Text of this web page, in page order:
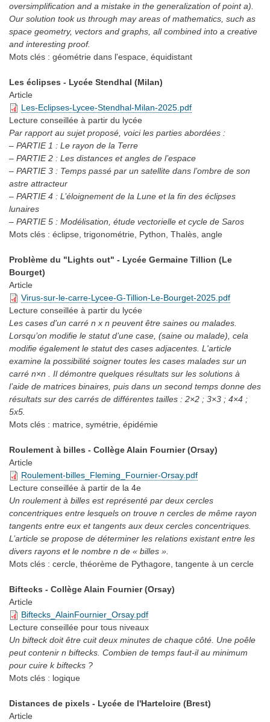
oversimplification and a mistake in the generalization of point a).
Our solution took us through may areas of mathematics, such as
space geometry, vectors and graphs, all combined into a creative
and interesting proof.
Mots clés : géométrie dans l'espace, équidistant
Les éclipses - Lycée Stendhal (Milan)
Article
Les-Eclipses-Lycee-Stendhal-Milan-2025.pdf
Lecture conseillée à partir du lycée
Par rapport au sujet proposé, voici les parties abordées :
– PARTIE 1 : Le rayon de la Terre
– PARTIE 2 : Les distances et angles de l’espace
– PARTIE 3 : Temps passé par un satellite dans l’ombre de son
astre attracteur
– PARTIE 4 : L’éloignement de la Lune et la fin des éclipses
lunaires
– PARTIE 5 : Modélisation, étude vectorielle et cycle de Saros
Mots clés : éclipse, trigonométrie, Python, Thalès, angle
Problème du "Lights out" - Lycée Germaine Tillion (Le
Bourget)
Article
Virus-sur-le-carre-Lycee-G-Tillion-Le-Bourget-2025.pdf
Lecture conseillée à partir du lycée
Les cases d'un carré n x n peuvent être saines ou malades.
Lorsqu’on modifie le statut d’une case, (saine ou malade), cela
modifie également le statut des cases adjacentes. L'article
examine la possibilité soigner toutes les cases malades sur un
carré n×n . Il démontre quelques résultats sur les solutions à
l’aide de matrices binaires, puis dans un second temps donne des
résultats sur des carrés de différentes tailles : 2×2 ; 3×3 ; 4×4 ;
5x5.
Mots clés : matrice, symétrie, épidémie
Roulement à billes - Collège Alain Fournier (Orsay)
Article
Roulement-billes_Fleming_Fournier-Orsay.pdf
Lecture conseillée à partir de la 4e
Un roulement à billes est représenté par deux cercles
concentriques entre lesquels on trouve n cercles de même rayon
tangents entre eux et tangents aux deux cercles concentriques.
L’article se propose de déterminer les relations existant entre les
divers rayons et le nombre n de « billes ».
Mots clés : cercle, théorème de Pythagore, tangente à un cercle
Biftecks - Collège Alain Fournier (Orsay)
Article
Biftecks_AlainFournier_Orsay.pdf
Lecture conseillée pour tous niveaux
Un bifteck doit être cuit deux minutes de chaque côté. Une poêle
peut contenir n biftecks. Combien de temps faut-il au minimum
pour cuire k biftecks ?
Mots clés : logique
Distances de pixels - Lycée de l'Harteloire (Brest)
Article